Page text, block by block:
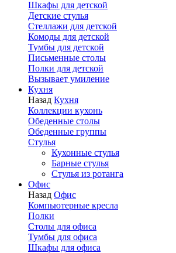
Шкафы для детской
Детские стулья
Стеллажи для детской
Комоды для детской
Тумбы для детской
Письменные столы
Полки для детской
Вызывает умиление
Кухня
Назад Кухня
Коллекции кухонь
Обеденные столы
Обеденные группы
Стулья
Кухонные стулья
Барные стулья
Стулья из ротанга
Офис
Назад Офис
Компьютерные кресла
Полки
Столы для офиса
Тумбы для офиса
Шкафы для офиса